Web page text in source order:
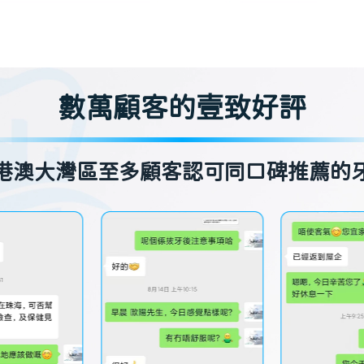
數萬顧客的壹致好評
澳大灣區至多顧客認可同口碑推薦的